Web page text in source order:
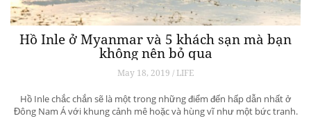
Hồ Inle ở Myanmar và 5 khách sạn mà bạn
không nên bỏ qua
May 18, 2019 / LIFE
Hồ Inle chắc chắn sẽ là một trong những điểm đến hấp dẫn nhất ở
Đông Nam Á với khung cảnh mê hoặc và hùng vĩ như một bức tranh.